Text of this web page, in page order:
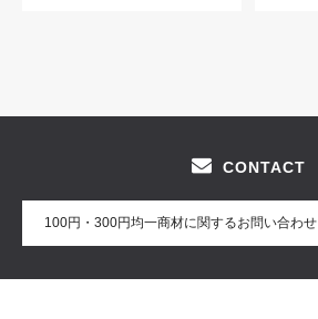
CONTACT
100円・300円均一商材に関するお問い合わせ